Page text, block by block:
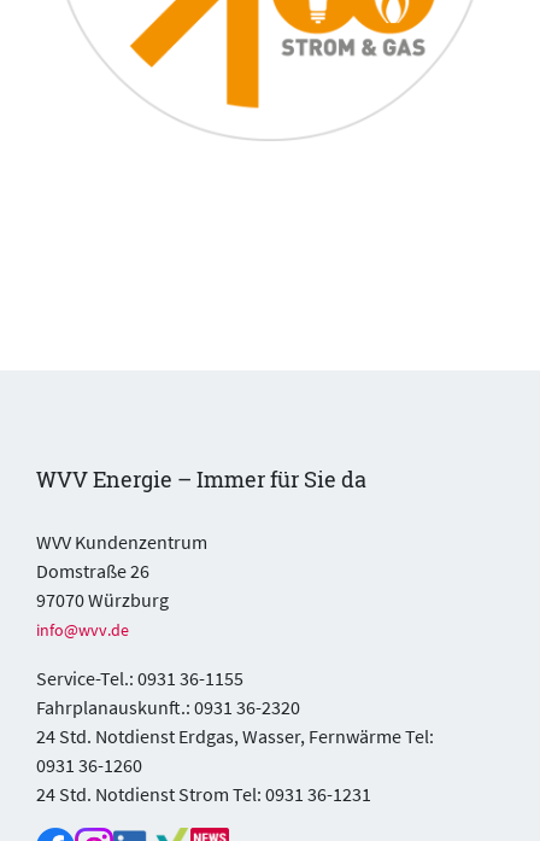
WVV Energie – Immer für Sie da
WVV Kundenzentrum
Domstraße 26
97070 Würzburg
info@wvv.de
Service-Tel.: 0931 36-1155
Fahrplanauskunft.: 0931 36-2320
24 Std. Notdienst Erdgas, Wasser, Fernwärme Tel:
0931 36-1260
24 Std. Notdienst Strom Tel: 0931 36-1231